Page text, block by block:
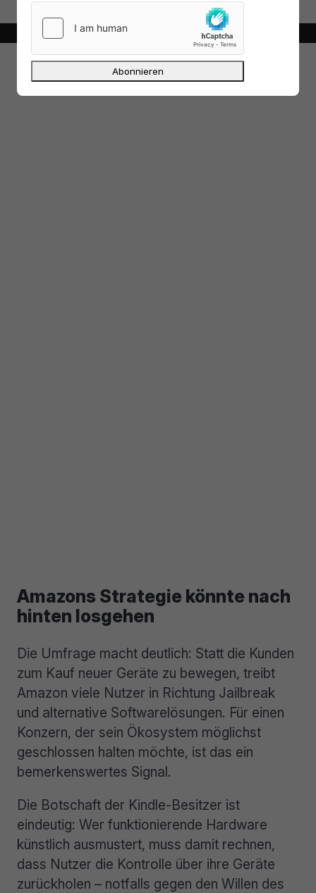
Amazons Strategie könnte nach
hinten losgehen
Die Umfrage macht deutlich: Statt die Kunden
zum Kauf neuer Geräte zu bewegen, treibt
Amazon viele Nutzer in Richtung Jailbreak
und alternative Softwarelösungen. Für einen
Konzern, der sein Ökosystem möglichst
geschlossen halten möchte, ist das ein
bemerkenswertes Signal.
Die Botschaft der Kindle-Besitzer ist
eindeutig: Wer funktionierende Hardware
künstlich ausmustert, muss damit rechnen,
dass Nutzer die Kontrolle über ihre Geräte
zurückholen – notfalls gegen den Willen des